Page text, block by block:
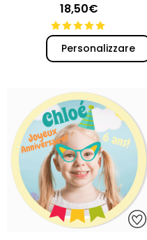
18,50€
Personalizzare